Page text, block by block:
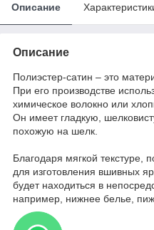
Описание
Описание
Полиэстер-сатин – это
При его производстве
химическое волокно или
Он имеет гладкую,
похожую на шелк.
Благодаря мягкой текстуре,
для изготовления вшивных
будет находиться в
например, нижнее белье,